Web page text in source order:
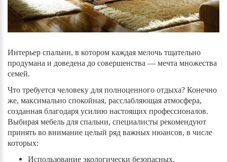
Интерьер спальни, в котором каждая мелочь тщательно
продумана и доведена до совершенства — мечта множества
семей.
Что требуется человеку для полноценного отдыха? Конечно
же, максимально спокойная, расслабляющая атмосфера,
созданная благодаря усилию настоящих профессионалов.
Выбирая мебель для спальни, специалисты рекомендуют
принять во внимание целый ряд важных нюансов, в числе
которых:
Использование экологически безопасных,